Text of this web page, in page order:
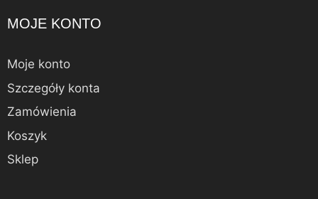
MOJE KONTO
Moje konto
Szczegóły konta
Zamówienia
Koszyk
Sklep